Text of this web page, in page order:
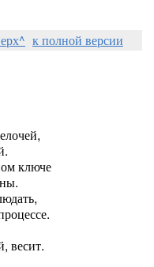
к полной версии
ключе
весит.